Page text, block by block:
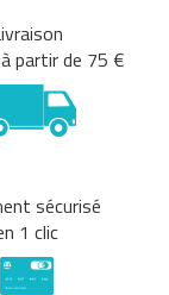
partir de 75 €
sécurisé
1 clic